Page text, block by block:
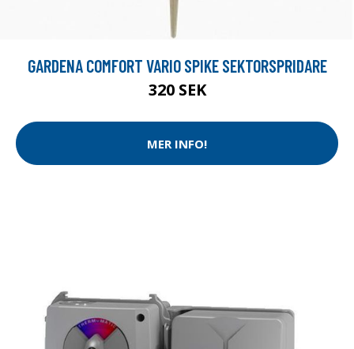
GARDENA COMFORT VARIO SPIKE SEKTORSPRIDARE
320 SEK
MER INFO!